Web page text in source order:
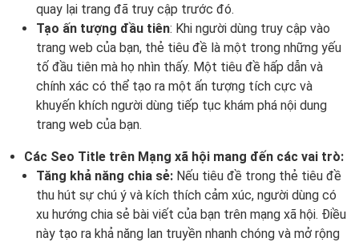
quay lại trang đã truy cập trước đó.
Tạo ấn tượng đầu tiên: Khi người dùng truy cập vào
trang web của bạn, thẻ tiêu đề là một trong những yếu
tố đầu tiên mà họ nhìn thấy. Một tiêu đề hấp dẫn và
chính xác có thể tạo ra một ấn tượng tích cực và
khuyến khích người dùng tiếp tục khám phá nội dung
trang web của bạn.
Các Seo Title trên Mạng xã hội mang đến các vai trò:
Tăng khả năng chia sẻ: Nếu tiêu đề trong thẻ tiêu đề
thu hút sự chú ý và kích thích cảm xúc, người dùng có
xu hướng chia sẻ bài viết của bạn trên mạng xã hội. Điều
này tạo ra khả năng lan truyền nhanh chóng và mở rộng